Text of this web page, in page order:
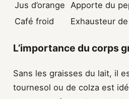
Jus d’orange Apporte du
Café froid
Exhausteur
L’importance du corps
Sans les graisses du lait, il
tournesol ou de colza est